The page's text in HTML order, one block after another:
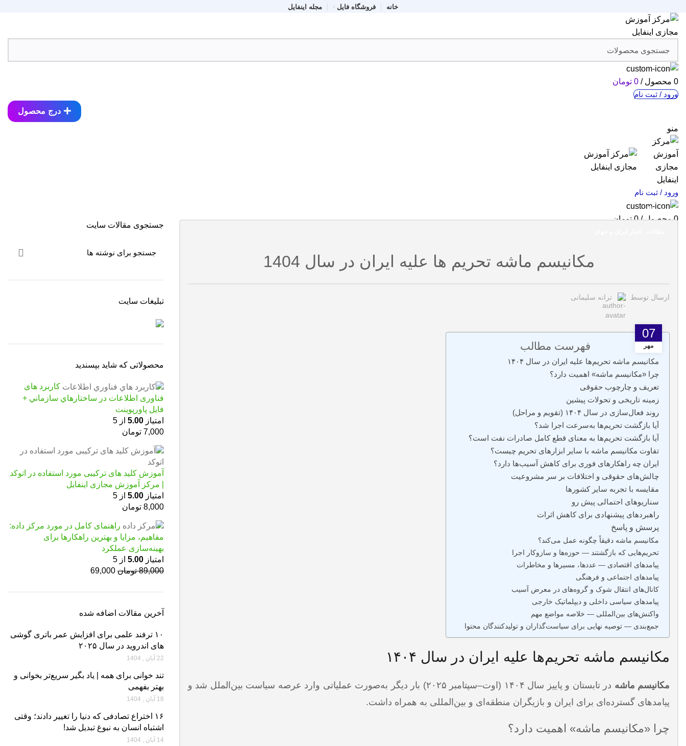
خانه فروشگاه فایل مجله اینفایل
0 محصول /
0 تومان
ورود / ثبت نام
درج محصول
منو
ورود / ثبت نام
0 محصول /
0 تومان
خانه مقالات
مکانیسم ماشه تحریم ها علیه ایران در سال 1404
ارسال توسط ترانه سلیمانی
07
مهر فهرست مطالب
مکانیسم ماشه تحریم‌ها علیه ایران در سال ۱۴۰۴
چرا «مکانیسم ماشه» اهمیت دارد؟
تعریف و چارچوب حقوقی
زمینه تاریخی و تحولات پیشین
روند فعال‌سازی در سال ۱۴۰۴ (تقویم و مراحل)
آیا بازگشت تحریم‌ها به‌سرعت اجرا شد؟
آیا بازگشت تحریم‌ها به معنای قطع کامل صادرات نفت است؟
تفاوت مکانیسم ماشه با سایر ابزارهای تحریم چیست؟
ایران چه راهکارهای فوری برای کاهش آسیب‌ها دارد؟
چالش‌های حقوقی و اختلافات بر سر مشروعیت
مقایسه با تجربه سایر کشورها
سناریوهای احتمالی پیش رو
راهبردهای پیشنهادی برای کاهش اثرات
پرسش‌ و‌ پاسخ
مکانیسم ماشه دقیقاً چگونه عمل می‌کند؟
تحریم‌هایی که بازگشتند — حوزه‌ها و سازوکار اجرا
پیامدهای اقتصادی — عددها، مسیرها و مخاطرات
پیامدهای اجتماعی و فرهنگی
کانال‌های انتقال شوک و گروه‌های در معرض آسیب
پیامدهای سیاسی داخلی و دیپلماتیک خارجی
واکنش‌های بین‌المللی — خلاصه مواضع مهم
جمع‌بندی — توصیه نهایی برای سیاست‌گذاران و تولیدکنندگان محتوا
مکانیسم ماشه تحریم‌ها علیه ایران در سال ۱۴۰۴
مکانیسم ماشه
در تابستان و پاییز سال ۱۴۰۴ (اوت–سپتامبر ۲۰۲۵) بار دیگر به‌صورت عملیاتی وارد عرصه سیاست بین‌الملل شد و
پیامدهای گسترده‌ای برای ایران و بازیگران منطقه‌ای و بین‌المللی به همراه داشت.
چرا «مکانیسم ماشه» اهمیت دارد؟
جستجوی مقالات سایت
تبلیغات سایت
محصولاتی که شاید بپسندید
كاربرد های
فناوری اطلاعات در ساختارهاي سازماني +
فایل پاورپوینت
امتیاز 5.00 از 5
7,000 تومان
آموزش کلید های ترکیبی مورد استفاده در اتوکد
| مرکز آموزش مجازی اینفایل
امتیاز 5.00 از 5
8,000 تومان
راهنمای کامل در مورد مرکز داده:
مفاهیم، مزایا و بهترین راهکارها برای
بهینه‌سازی عملکرد
امتیاز 5.00 از 5
89,000 تومان 69,000
آخرین مقالات اضافه شده
۱۰ ترفند علمی برای افزایش عمر باتری گوشی‌
های اندروید در سال ۲۰۲۵
22 آبان , 1404
تند خوانی برای همه | یاد بگیر سریع‌تر بخوانی و
بهتر بفهمی
18 آبان , 1404
۱۶ اختراع تصادفی که دنیا را تغییر دادند؛ وقتی
اشتباه انسان به نبوغ تبدیل شد!
14 آبان , 1404